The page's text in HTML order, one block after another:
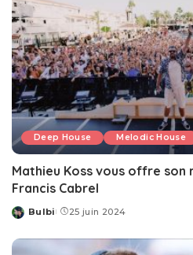
Deep House Melodic House
Mathieu Koss vous offre son
Francis Cabrel
Posted
Bulbi 25 juin 2024